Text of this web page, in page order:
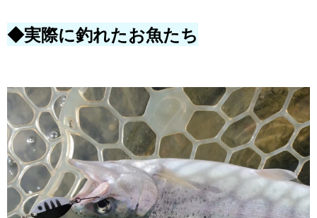
◆実際に釣れたお魚たち